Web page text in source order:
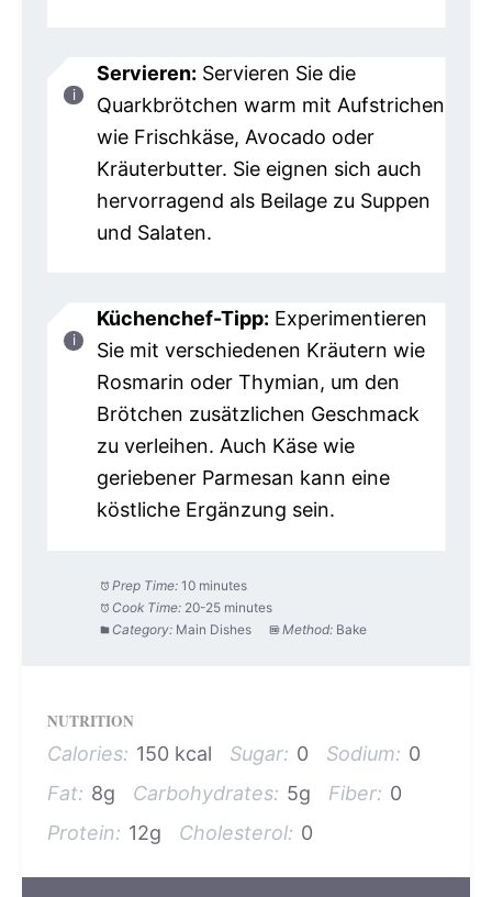
Servieren: Servieren Sie die
Quarkbrötchen warm mit Aufstrichen
wie Frischkäse, Avocado oder
Kräuterbutter. Sie eignen sich auch
hervorragend als Beilage zu Suppen
und Salaten.
Küchenchef-Tipp: Experimentieren
Sie mit verschiedenen Kräutern wie
Rosmarin oder Thymian, um den
Brötchen zusätzlichen Geschmack
zu verleihen. Auch Käse wie
geriebener Parmesan kann eine
köstliche Ergänzung sein.
Prep Time: 10 minutes
Cook Time: 20-25 minutes
Category: Main Dishes Method: Bake
NUTRITION
Calories: 150 kcal Sugar: 0 Sodium: 0
Fat: 8g Carbohydrates: 5g Fiber: 0
Protein: 12g Cholesterol: 0